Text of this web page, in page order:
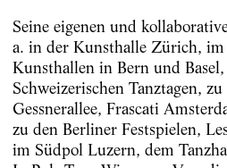
Seine eigenen und
a. in der Kunsthalle Zürich, im
Kunsthallen in Bern und
Schweizerischen Tanztagen,
Gessnerallee, Frascati
zu den Berliner Festspielen,
im Südpol Luzern, dem